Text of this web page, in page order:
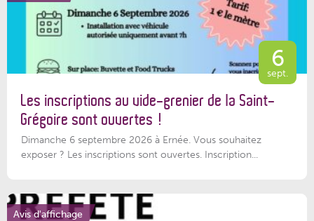
6
sept.
Les inscriptions au vide-grenier de la Saint-
Grégoire sont ouvertes !
Dimanche 6 septembre 2026 à Ernée. Vous souhaitez
exposer ? Les inscriptions sont ouvertes. Inscription...
Avis d'affichage